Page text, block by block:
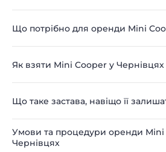
Що потрібно для оренди Mini
Як взяти Mini Cooper у Чернівцях
Що таке застава, навіщо її
Умови та процедури оренди Mini
Чернівцях